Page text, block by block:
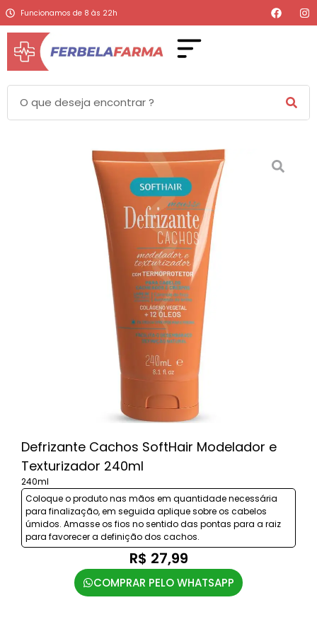
Funcionamos de 8 às 22h
Defrizante Cachos SoftHair Modelador e
Texturizador 240ml
240ml
Coloque o produto nas mãos em quantidade necessária
para finalização, em seguida aplique sobre os cabelos
úmidos. Amasse os fios no sentido das pontas para a raiz
para favorecer a definição dos cachos.
R$ 27,99
COMPRAR PELO WHATSAPP